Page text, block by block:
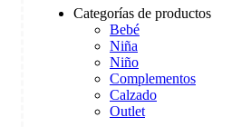
Categorías de productos
Bebé
Niña
Niño
Complementos
Calzado
Outlet